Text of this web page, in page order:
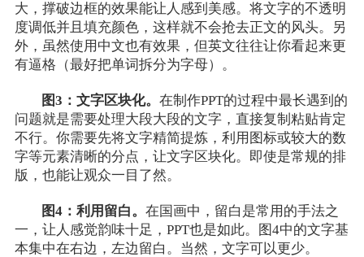
大，撑破边框的效果能让人感到美感。将文字的不透明
度调低并且填充颜色，这样就不会抢去正文的风头。另
外，虽然使用中文也有效果，但英文往往让你看起来更
有逼格（最好把单词拆分为字母）。
图3：文字区块化。在制作PPT的过程中最长遇到的
问题就是需要处理大段大段的文字，直接复制粘贴肯定
不行。你需要先将文字精简提炼，利用图标或较大的数
字等元素清晰的分点，让文字区块化。即使是常规的排
版，也能让观众一目了然。
图4：利用留白。在国画中，留白是常用的手法之
一，让人感觉韵味十足，PPT也是如此。图4中的文字基
本集中在右边，左边留白。当然，文字可以更少。